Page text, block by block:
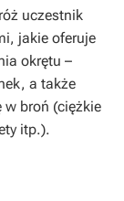
uczestnik
jakie oferuje
okrętu –
a także
broń (ciężkie
itp.).